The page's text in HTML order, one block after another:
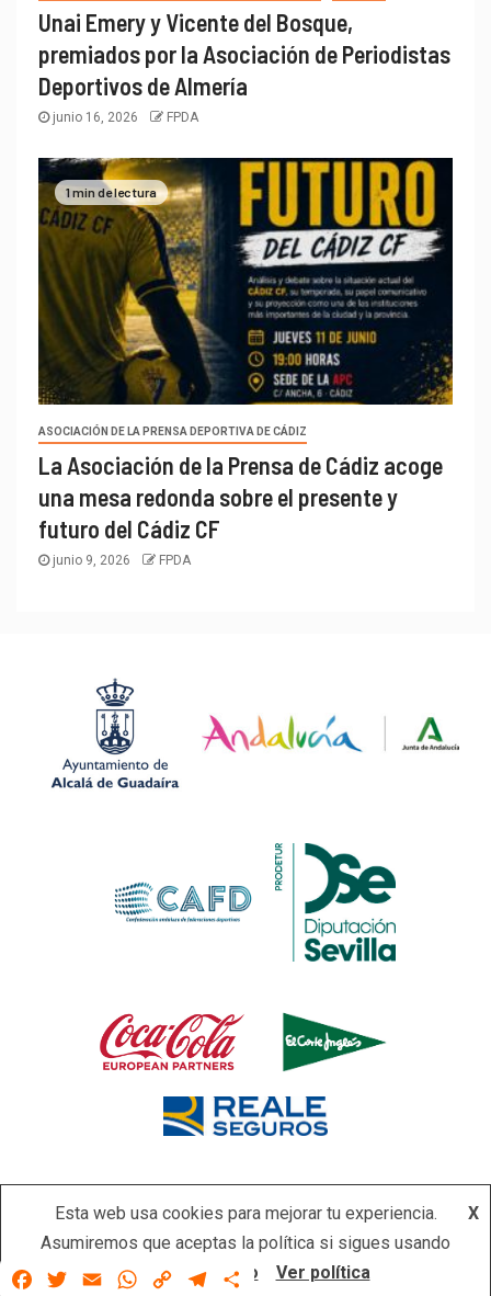
Unai Emery y Vicente del Bosque,
premiados por la Asociación de Periodistas
Deportivos de Almería
junio 16, 2026 FPDA
1 min de lectura
ASOCIACIÓN DE LA PRENSA DEPORTIVA DE CÁDIZ
La Asociación de la Prensa de Cádiz acoge
una mesa redonda sobre el presente y
futuro del Cádiz CF
junio 9, 2026 FPDA
Copyright © Todos los derechos reservados.|Newsever
AF themes.
FacebookTwitterEmail WhatsApp
Copy
TelegramCompartir
Esta web usa cookies para mejorar tu experiencia.
Asumiremos que aceptas la política si sigues usando
este sitio.
X
Acepto Ver política